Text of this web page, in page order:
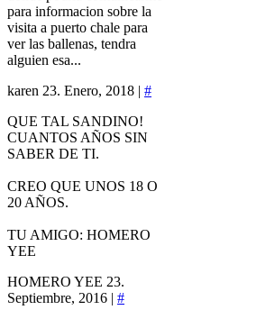
para informacion sobre la
visita a puerto chale para
ver las ballenas, tendra
alguien esa...
karen 23. Enero, 2018 | #
QUE TAL SANDINO!
CUANTOS AÑOS SIN
SABER DE TI.
CREO QUE UNOS 18 O
20 AÑOS.
TU AMIGO: HOMERO
YEE
HOMERO YEE 23.
Septiembre, 2016 | #